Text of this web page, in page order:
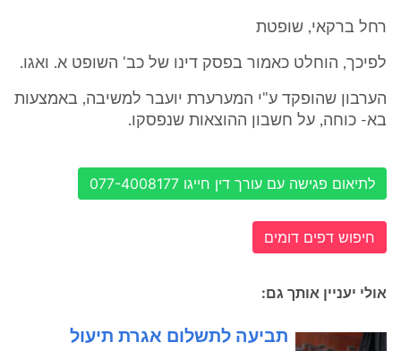
רחל ברקאי, שופטת
לפיכך, הוחלט כאמור בפסק דינו של כב' השופט א. ואגו.
הערבון שהופקד ע"י המערערת יועבר למשיבה, באמצעות
בא- כוחה, על חשבון ההוצאות שנפסקו.
לתיאום פגישה עם עורך דין חייגו 077-4008177
חיפוש דפים דומים
אולי יעניין אותך גם:
תביעה לתשלום אגרת תיעול